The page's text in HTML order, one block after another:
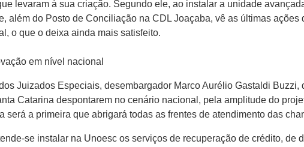
levaram à sua criação. Segundo ele, ao instalar a unidade
além do Posto de Conciliação na CDL Joaçaba, vê as últimas ações
o que o deixa ainda mais satisfeito.
em nível nacional
Juizados Especiais, desembargador Marco Aurélio Gastaldi
Catarina despontarem no cenário nacional, pela amplitude do
a primeira que abrigará todas as frentes de atendimento das
se instalar na Unoesc os serviços de recuperação de crédito, de